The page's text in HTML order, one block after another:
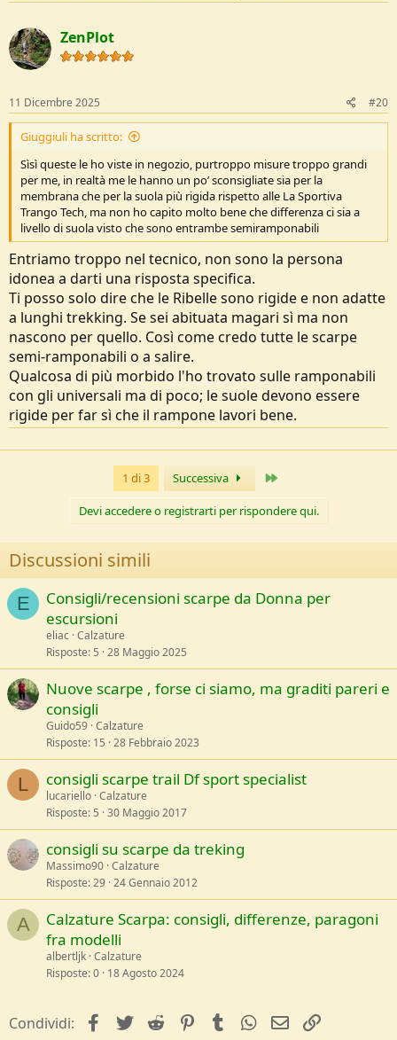
ZenPlot
11 Dicembre 2025 #20
Giuggiuli ha scritto:
Sìsì queste le ho viste in negozio, purtroppo misure troppo grandi
per me, in realtà me le hanno un po’ sconsigliate sia per la
membrana che per la suola più rigida rispetto alle La Sportiva
Trango Tech, ma non ho capito molto bene che differenza ci sia a
livello di suola visto che sono entrambe semiramponabili
Entriamo troppo nel tecnico, non sono la persona
idonea a darti una risposta specifica.
Ti posso solo dire che le Ribelle sono rigide e non adatte
a lunghi trekking. Se sei abituata magari sì ma non
nascono per quello. Così come credo tutte le scarpe
semi-ramponabili o a salire.
Qualcosa di più morbido l'ho trovato sulle ramponabili
con gli universali ma di poco; le suole devono essere
rigide per far sì che il rampone lavori bene.
1 di 3 Successiva
Devi accedere o registrarti per rispondere qui.
Discussioni simili
E
Consigli/recensioni scarpe da Donna per
escursioni
eliac Calzature
Risposte 5 28 Maggio 2025
Nuove scarpe , forse ci siamo, ma graditi pareri e
consigli
Guido59 Calzature
Risposte 15 28 Febbraio 2023
L consigli scarpe trail Df sport specialist
lucariello Calzature
Risposte 5 30 Maggio 2017
consigli su scarpe da treking
Massimo90 Calzature
Risposte 29 24 Gennaio 2012
A
Calzature Scarpa: consigli, differenze, paragoni
fra modelli
albertljk Calzature
Risposte 0 18 Agosto 2024
Condividi: facebookTwitterReddit PinterestTumblrWhatsApp
e-mail